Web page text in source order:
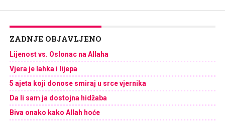
ZADNJE OBJAVLJENO
Lijenost vs. Oslonac na Allaha
Vjera je lahka i lijepa
5 ajeta koji donose smiraj u srce vjernika
Da li sam ja dostojna hidžaba
Biva onako kako Allah hoće